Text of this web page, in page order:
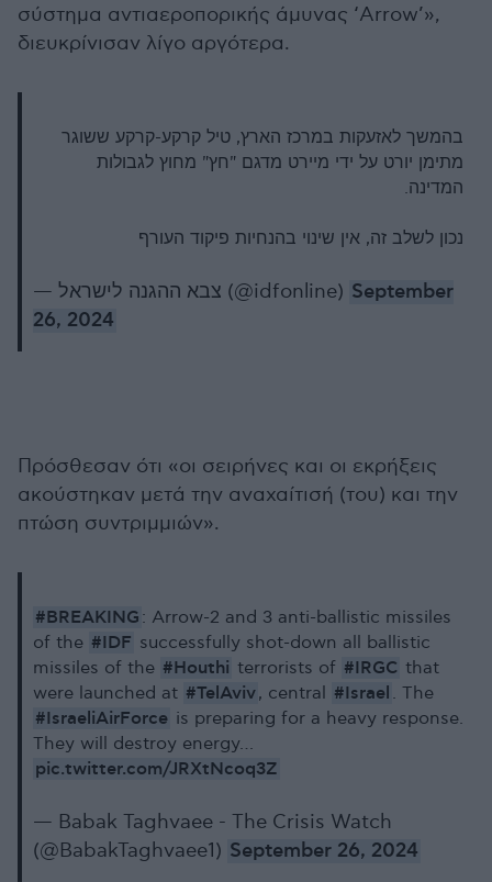
σύστημα αντιαεροπορικής άμυνας ‘Arrow’»,
διευκρίνισαν λίγο αργότερα.
בהמשך לאזעקות במרכז הארץ, טיל קרקע-קרקע ששוגר
מתימן יורט על ידי מיירט מדגם "חץ" מחוץ לגבולות
המדינה.
נכון לשלב זה, אין שינוי בהנחיות פיקוד העורף
— צבא ההגנה לישראל (@idfonline) September
26, 2024
Πρόσθεσαν ότι «οι σειρήνες και οι εκρήξεις
ακούστηκαν μετά την αναχαίτισή (του) και την
πτώση συντριμμιών».
#BREAKING : Arrow-2 and 3 anti-ballistic missiles
of the #IDF successfully shot-down all ballistic
missiles of the #Houthi terrorists of #IRGC that
were launched at #TelAviv, central #Israel . The
#IsraeliAirForce is preparing for a heavy response.
They will destroy energy…
pic.twitter.com/JRXtNcoq3Z
— Babak Taghvaee - The Crisis Watch
(@BabakTaghvaee1) September 26, 2024